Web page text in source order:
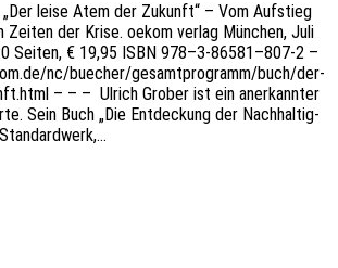
leise Atem der Zukunft“ – Vom Aufstieg
Zeiten der Krise. oekom verlag München, Juli
Seiten, € 19,95 ISBN 978–3‑86581–807‑2 –
nc/buecher/gesamtprogramm/buch/der-
– – – Ulrich Grober ist ein aner­kann­ter
Sein Buch „Die Entde­ckung der Nach­hal­tig­